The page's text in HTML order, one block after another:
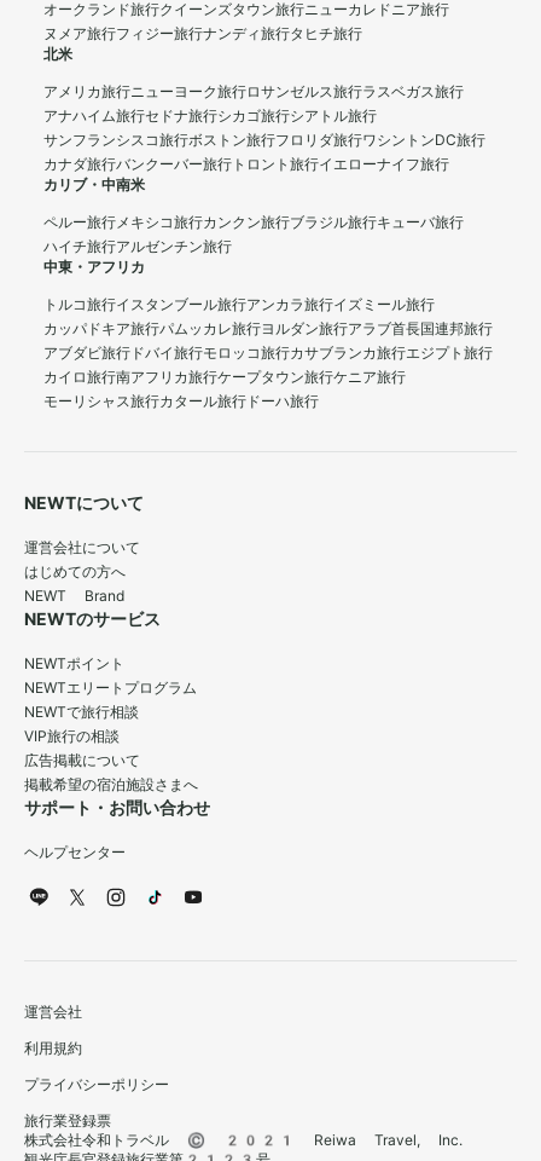
オークランド旅行クイーンズタウン旅行ニューカレドニア旅行
ヌメア旅行フィジー旅行ナンディ旅行タヒチ旅行
北米
アメリカ旅行ニューヨーク旅行ロサンゼルス旅行ラスベガス旅行
アナハイム旅行セドナ旅行シカゴ旅行シアトル旅行
サンフランシスコ旅行ボストン旅行フロリダ旅行ワシントンDC旅行
カナダ旅行バンクーバー旅行 トロント旅行イエローナイフ旅行
カリブ・中南米
ペルー旅行メキシコ旅行カンクン旅行ブラジル旅行キューバ旅行
ハイチ旅行アルゼンチン旅行
中東・アフリカ
トルコ旅行イスタンブール旅行アンカラ旅行イズミール旅行
カッパドキア旅行パムッカレ旅行ヨルダン旅行アラブ首長国連邦旅行
アブダビ旅行 ドバイ旅行モロッコ旅行カサブランカ旅行エジプト旅行
カイロ旅行南アフリカ旅行ケープタウン旅行ケニア旅行
モーリシャス旅行カタール旅行 ドーハ旅行
NEWTについて
運営会社について
はじめての方へ
NEWT Brand
NEWTのサービス
NEWTポイント
NEWTエリートプログラム
NEWTで旅行相談
VIP旅行の相談
広告掲載について
掲載希望の宿泊施設さまへ
サポート・お問い合わせ
ヘルプセンター
運営会社
利用規約
プライバシーポリシー
旅行業登録票
株式会社令和トラベル © 2021 Reiwa Travel, Inc.